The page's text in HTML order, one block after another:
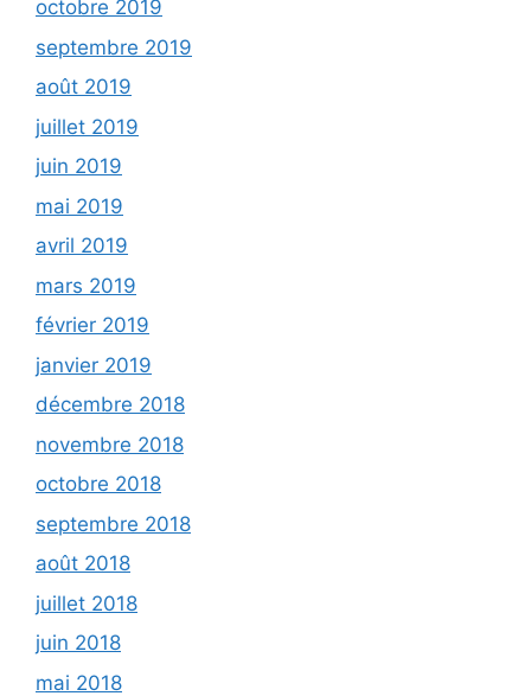
octobre 2019
septembre 2019
août 2019
juillet 2019
juin 2019
mai 2019
avril 2019
mars 2019
février 2019
janvier 2019
décembre 2018
novembre 2018
octobre 2018
septembre 2018
août 2018
juillet 2018
juin 2018
mai 2018